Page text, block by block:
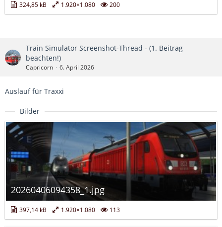
324,85 kB 1.920×1.080 200
Train Simulator Screenshot-Thread - (1. Beitrag
beachten!)
Capricorn 6. April 2026
Auslauf für Traxxi
Bilder
20260406094358_1.jpg
397,14 kB 1.920×1.080 113